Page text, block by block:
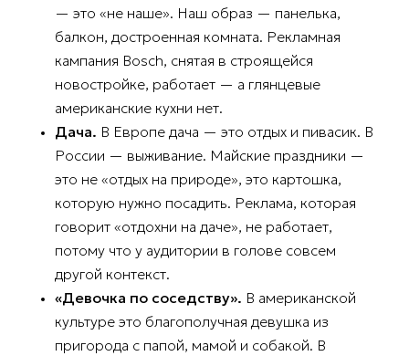
— это «не наше». Наш образ — панелька,
балкон, достроенная комната. Рекламная
кампания Bosch, снятая в строящейся
новостройке, работает — а глянцевые
американские кухни нет.
Дача. В Европе дача — это отдых и пивасик. В
России — выживание. Майские праздники —
это не «отдых на природе», это картошка,
которую нужно посадить. Реклама, которая
говорит «отдохни на даче», не работает,
потому что у аудитории в голове совсем
другой контекст.
«Девочка по соседству». В американской
культуре это благополучная девушка из
пригорода с папой, мамой и собакой. В